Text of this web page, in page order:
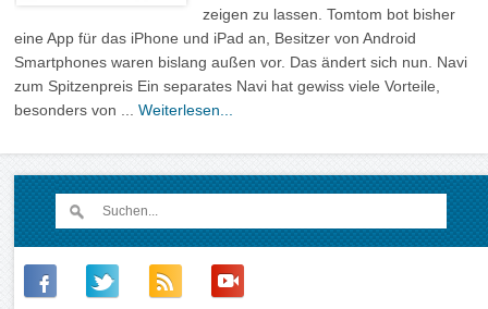
zeigen zu lassen. Tomtom bot bisher
eine App für das iPhone und iPad an, Besitzer von Android
Smartphones waren bislang außen vor. Das ändert sich nun. Navi
zum Spitzenpreis Ein separates Navi hat gewiss viele Vorteile,
besonders von ...Weiterlesen...